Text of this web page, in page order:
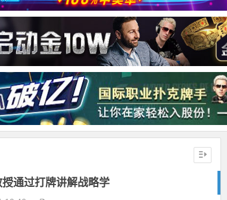
授通过打牌讲解战略学